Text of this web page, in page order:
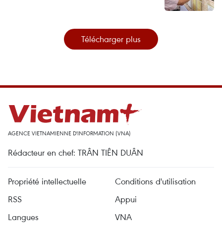
Télécharger plus
AGENCE VIETNAMIENNE D'INFORMATION (VNA)
Rédacteur en chef: TRÂN TIÊN DUÂN
Propriété intellectuelle
Conditions d'utilisation
RSS
Appui
Langues
VNA